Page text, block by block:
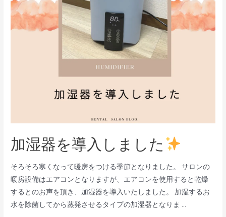
加湿器を導入しました
そろそろ寒くなって暖房をつける季節となりました。 サロンの
暖房設備はエアコンとなりますが、エアコンを使用すると乾燥
するとのお声を頂き、加湿器を導入いたしました。 加湿するお
水を除菌してから蒸発させるタイプの加湿器となりま …